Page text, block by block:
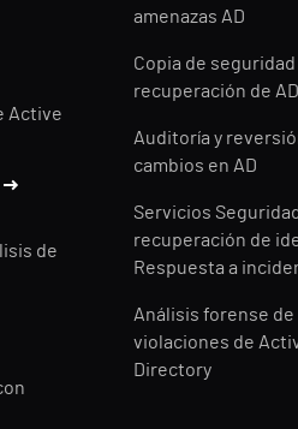
Active
de
amenazas AD
Copia de seguridad
recuperación de AD
Auditoría y
cambios en AD
Servicios
recuperación de
Respuesta a
Análisis forense de
violaciones de
Directory